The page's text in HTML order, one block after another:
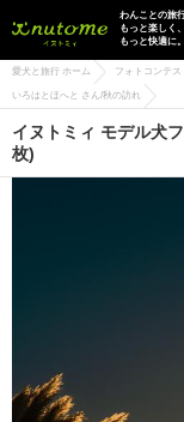
イヌトミィ
わんことの旅
もっと楽しく、
もっと快適に。
愛犬と旅行 ホーム フォトコンテス
いろはとほへと さん/秋の訪れ
イヌトミィ モデル犬
枚)